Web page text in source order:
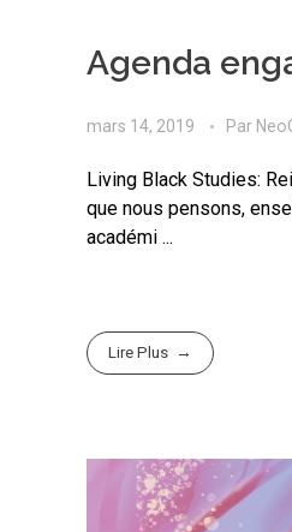
Agenda
mars 14, 2019 Par
Living Black Studies:
que nous pensons,
académi ...
Lire Plus